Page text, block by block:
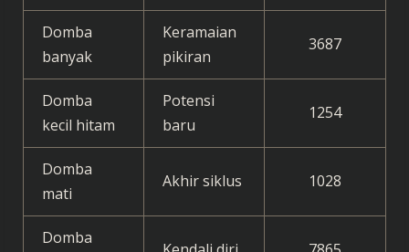
Domba
banyak
Keramaian
pikiran
3687
Domba
kecil hitam
Potensi
baru
1254
Domba
mati
Akhir siklus 1028
Domba